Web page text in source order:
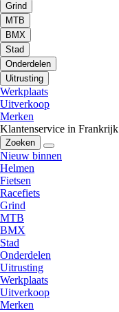
Grind
MTB
BMX
Stad
Onderdelen
Uitrusting
Werkplaats
Uitverkoop
Merken
Klantenservice in Frankrijk
Zoeken
Nieuw binnen
Helmen
Fietsen
Racefiets
Grind
MTB
BMX
Stad
Onderdelen
Uitrusting
Werkplaats
Uitverkoop
Merken